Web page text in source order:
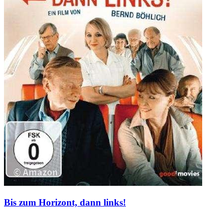
Bis zum Horizont, dann links!